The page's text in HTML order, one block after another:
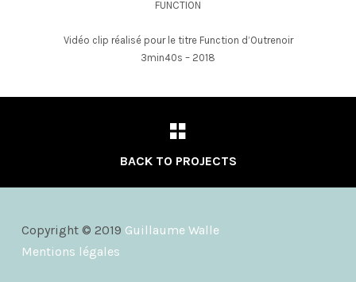
FUNCTION
Vidéo clip réalisé pour le titre Function d’Outrenoir
3min40s – 2018
BACK TO PROJECTS
Copyright © 2019 Guillaume Walle
Mentions légales